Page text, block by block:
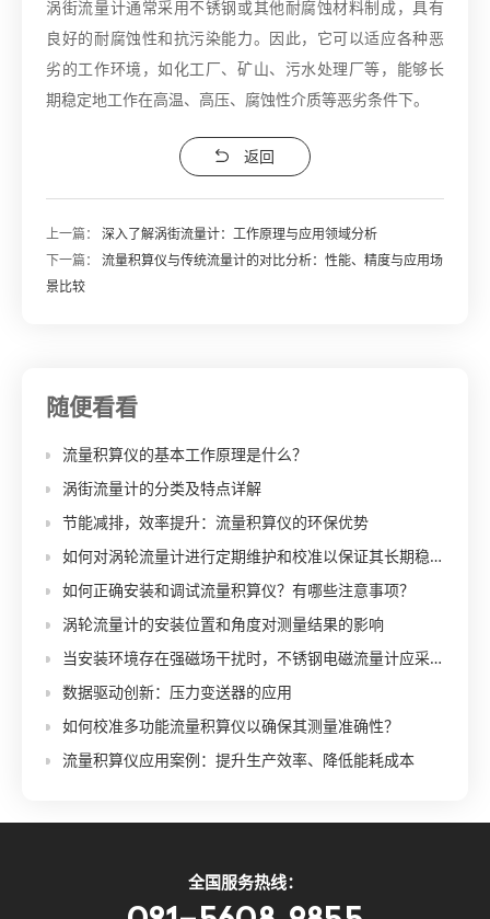
涡街流量计通常采用不锈钢或其他耐腐蚀材料制成，具有
良好的耐腐蚀性和抗污染能力。因此，它可以适应各种恶
劣的工作环境，如化工厂、矿山、污水处理厂等，能够长
期稳定地工作在高温、高压、腐蚀性介质等恶劣条件下。
返回
上一篇：深入了解涡街流量计：工作原理与应用领域分析
下一篇：流量积算仪与传统流量计的对比分析：性能、精度与应用场
景比较
随便看看
流量积算仪的基本工作原理是什么？
涡街流量计的分类及特点详解
节能减排，效率提升：流量积算仪的环保优势
如何对涡轮流量计进行定期维护和校准以保证其长期稳定性？
如何正确安装和调试流量积算仪？有哪些注意事项？
涡轮流量计的安装位置和角度对测量结果的影响
当安装环境存在强磁场干扰时，不锈钢电磁流量计应采取哪些措施来减少干扰对测量的影响？
数据驱动创新：压力变送器的应用
如何校准多功能流量积算仪以确保其测量准确性？
流量积算仪应用案例：提升生产效率、降低能耗成本
全国服务热线：